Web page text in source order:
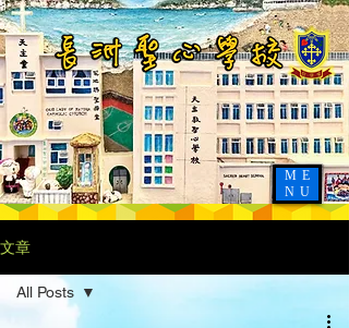
ME
NU
文章
All Posts